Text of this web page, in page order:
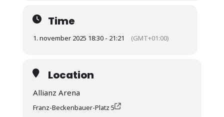
Time
1. november 2025 18:30 - 21:21 (GMT+01:00)
Location
Allianz Arena
Franz-Beckenbauer-Platz 5